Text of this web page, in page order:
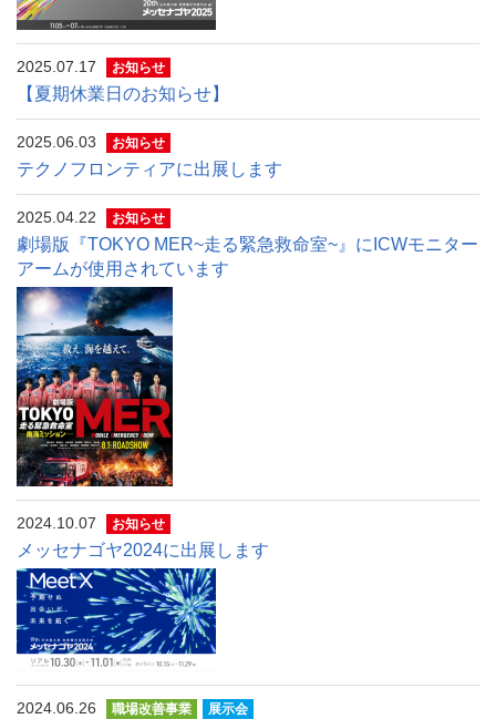
2025.07.17 お知らせ
【夏期休業日のお知らせ】
2025.06.03 お知らせ
テクノフロンティアに出展します
2025.04.22 お知らせ
劇場版『TOKYO MER~走る緊急救命室~』にICWモニター
アームが使用されています
2024.10.07 お知らせ
メッセナゴヤ2024に出展します
2024.06.26 職場改善事業 展示会